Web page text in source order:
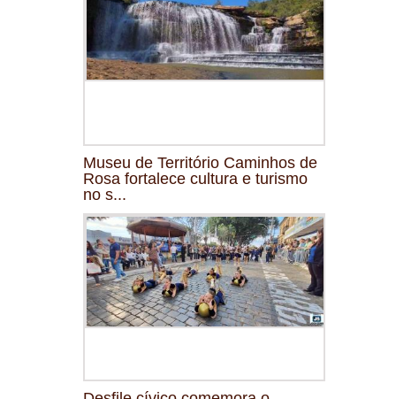
Museu de Território Caminhos de
Rosa fortalece cultura e turismo
no s...